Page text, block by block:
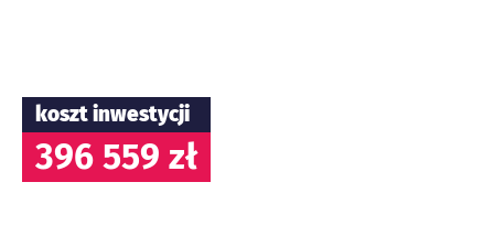
koszt inwestycji
396 559 zł